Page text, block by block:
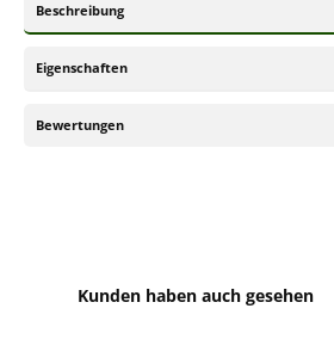
Beschreibung
Eigenschaften
Bewertungen
Produktgalerie überspringen
Kunden haben auch gesehen